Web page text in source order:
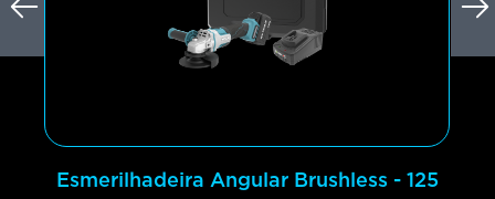
Esmerilhadeira Angular Brushless - 125